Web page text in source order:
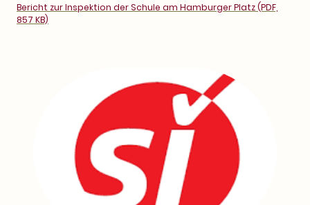
Bericht zur Inspektion der Schule am Hamburger Platz (PDF,
857 KB)